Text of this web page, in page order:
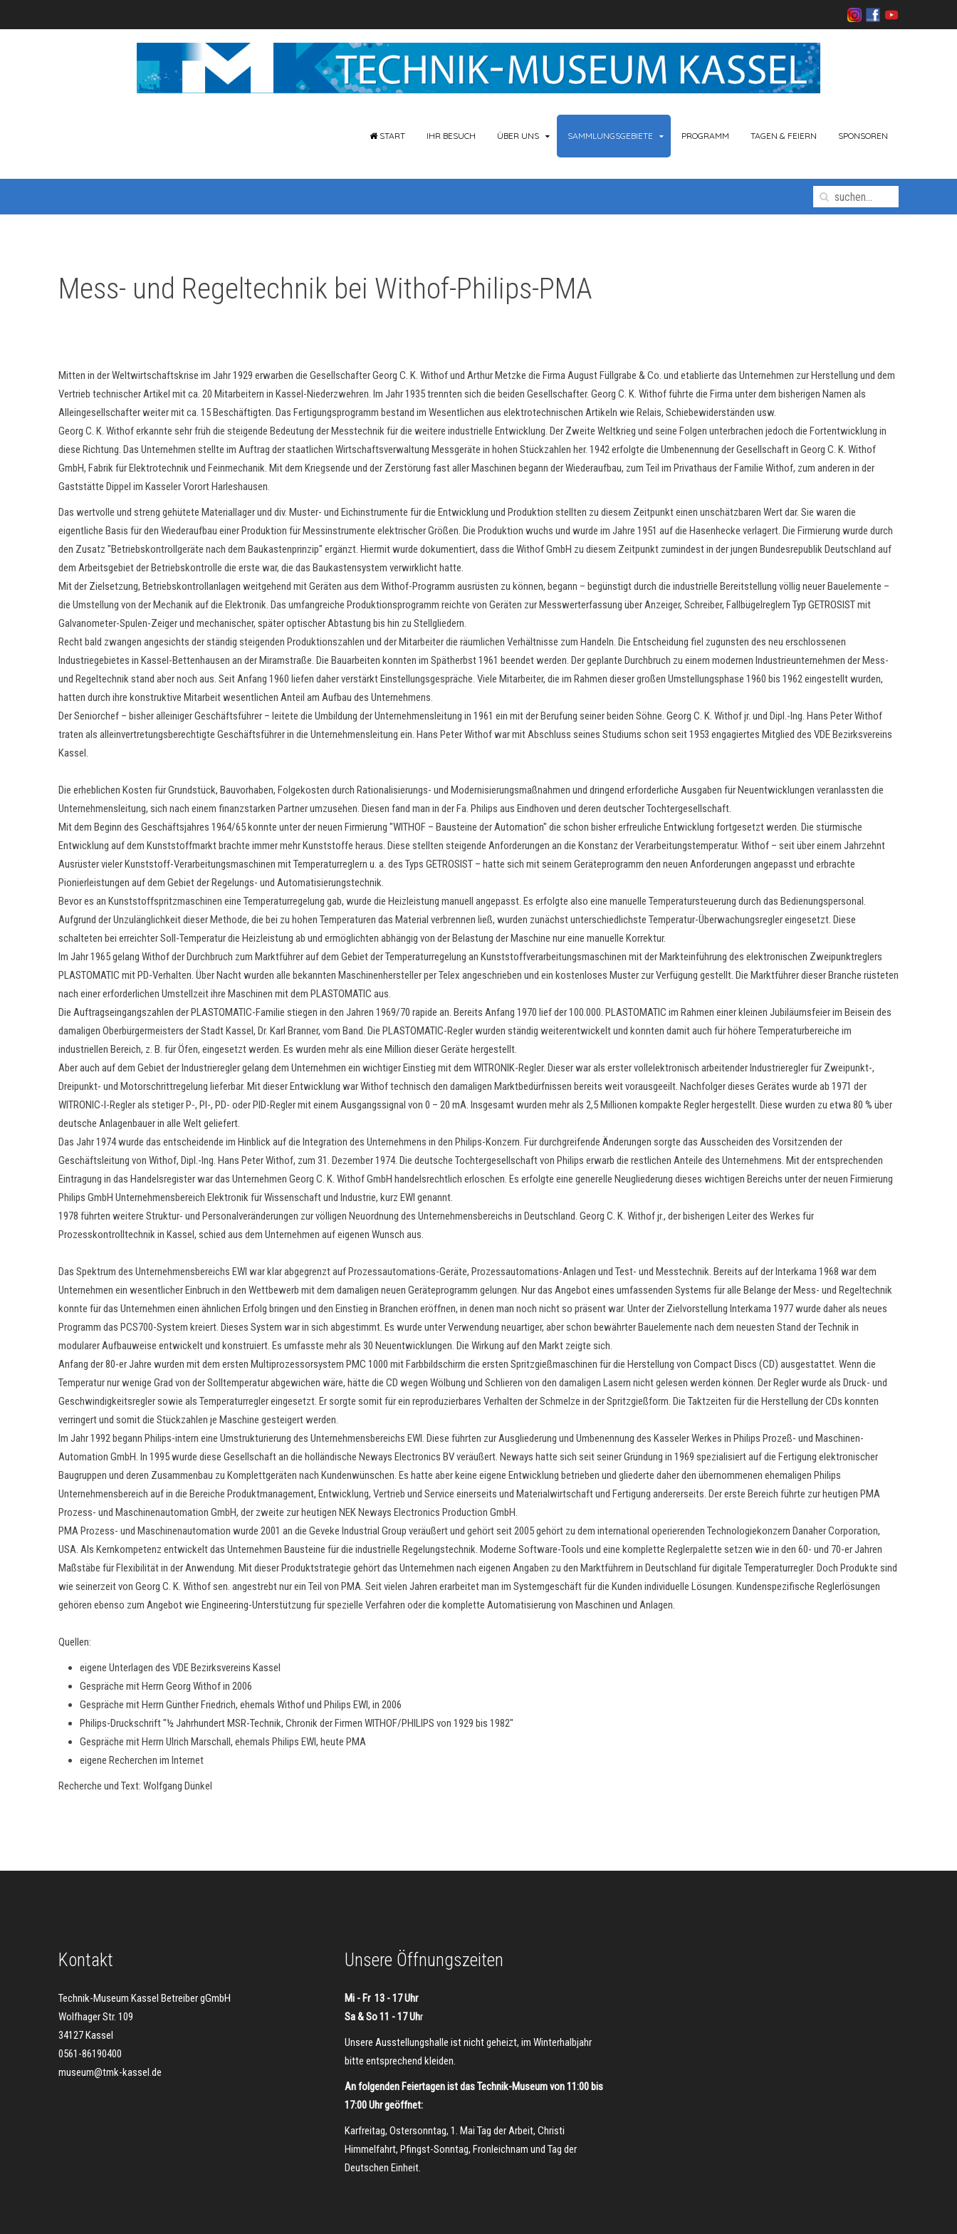
START IHR BESUCH ÜBER UNS SAMMLUNGSGEBIETE PROGRAMM TAGEN & FEIERN SPONSOREN
Mess- und Regeltechnik bei Withof-Philips-PMA
Mitten in der Weltwirtschaftskrise im Jahr 1929 erwarben die Gesellschafter Georg C. K. Withof und Arthur Metzke die Firma August Füllgrabe & Co. und etablierte das Unternehmen zur Herstellung und dem
Vertrieb technischer Artikel mit ca. 20 Mitarbeitern in Kassel-Niederzwehren. Im Jahr 1935 trennten sich die beiden Gesellschafter. Georg C. K. Withof führte die Firma unter dem bisherigen Namen als
Alleingesellschafter weiter mit ca. 15 Beschäftigten. Das Fertigungsprogramm bestand im Wesentlichen aus elektrotechnischen Artikeln wie Relais, Schiebewiderständen usw.
Georg C. K. Withof erkannte sehr früh die steigende Bedeutung der Messtechnik für die weitere industrielle Entwicklung. Der Zweite Weltkrieg und seine Folgen unterbrachen jedoch die Fortentwicklung in
diese Richtung. Das Unternehmen stellte im Auftrag der staatlichen Wirtschaftsverwaltung Messgeräte in hohen Stückzahlen her. 1942 erfolgte die Umbenennung der Gesellschaft in Georg C. K. Withof
GmbH, Fabrik für Elektrotechnik und Feinmechanik. Mit dem Kriegsende und der Zerstörung fast aller Maschinen begann der Wiederaufbau, zum Teil im Privathaus der Familie Withof, zum anderen in der
Gaststätte Dippel im Kasseler Vorort Harleshausen.
Das wertvolle und streng gehütete Materiallager und div. Muster- und Eichinstrumente für die Entwicklung und Produktion stellten zu diesem Zeitpunkt einen unschätzbaren Wert dar. Sie waren die
eigentliche Basis für den Wiederaufbau einer Produktion für Messinstrumente elektrischer Größen. Die Produktion wuchs und wurde im Jahre 1951 auf die Hasenhecke verlagert. Die Firmierung wurde durch
den Zusatz "Betriebskontrollgeräte nach dem Baukastenprinzip" ergänzt. Hiermit wurde dokumentiert, dass die Withof GmbH zu diesem Zeitpunkt zumindest in der jungen Bundesrepublik Deutschland auf
dem Arbeitsgebiet der Betriebskontrolle die erste war, die das Baukastensystem verwirklicht hatte.
Mit der Zielsetzung, Betriebskontrollanlagen weitgehend mit Geräten aus dem Withof-Programm ausrüsten zu können, begann – begünstigt durch die industrielle Bereitstellung völlig neuer Bauelemente –
die Umstellung von der Mechanik auf die Elektronik. Das umfangreiche Produktionsprogramm reichte von Geräten zur Messwerterfassung über Anzeiger, Schreiber, Fallbügelreglern Typ GETROSIST mit
Galvanometer-Spulen-Zeiger und mechanischer, später optischer Abtastung bis hin zu Stellgliedern.
Recht bald zwangen angesichts der ständig steigenden Produktionszahlen und der Mitarbeiter die räumlichen Verhältnisse zum Handeln. Die Entscheidung fiel zugunsten des neu erschlossenen
Industriegebietes in Kassel-Bettenhausen an der Miramstraße. Die Bauarbeiten konnten im Spätherbst 1961 beendet werden. Der geplante Durchbruch zu einem modernen Industrieunternehmen der Mess-
und Regeltechnik stand aber noch aus. Seit Anfang 1960 liefen daher verstärkt Einstellungsgespräche. Viele Mitarbeiter, die im Rahmen dieser großen Umstellungsphase 1960 bis 1962 eingestellt wurden,
hatten durch ihre konstruktive Mitarbeit wesentlichen Anteil am Aufbau des Unternehmens.
Der Seniorchef – bisher alleiniger Geschäftsführer – leitete die Umbildung der Unternehmensleitung in 1961 ein mit der Berufung seiner beiden Söhne. Georg C. K. Withof jr. und Dipl.-Ing. Hans Peter Withof
traten als alleinvertretungsberechtigte Geschäftsführer in die Unternehmensleitung ein. Hans Peter Withof war mit Abschluss seines Studiums schon seit 1953 engagiertes Mitglied des VDE Bezirksvereins
Kassel.
Die erheblichen Kosten für Grundstück, Bauvorhaben, Folgekosten durch Rationalisierungs- und Modernisierungsmaßnahmen und dringend erforderliche Ausgaben für Neuentwicklungen veranlassten die
Unternehmensleitung, sich nach einem finanzstarken Partner umzusehen. Diesen fand man in der Fa. Philips aus Eindhoven und deren deutscher Tochtergesellschaft.
Mit dem Beginn des Geschäftsjahres 1964/65 konnte unter der neuen Firmierung "WITHOF – Bausteine der Automation" die schon bisher erfreuliche Entwicklung fortgesetzt werden. Die stürmische
Entwicklung auf dem Kunststoffmarkt brachte immer mehr Kunststoffe heraus. Diese stellten steigende Anforderungen an die Konstanz der Verarbeitungstemperatur. Withof – seit über einem Jahrzehnt
Ausrüster vieler Kunststoff-Verarbeitungsmaschinen mit Temperaturreglern u. a. des Typs GETROSIST – hatte sich mit seinem Geräteprogramm den neuen Anforderungen angepasst und erbrachte
Pionierleistungen auf dem Gebiet der Regelungs- und Automatisierungstechnik.
Bevor es an Kunststoffspritzmaschinen eine Temperaturregelung gab, wurde die Heizleistung manuell angepasst. Es erfolgte also eine manuelle Temperatursteuerung durch das Bedienungspersonal.
Aufgrund der Unzulänglichkeit dieser Methode, die bei zu hohen Temperaturen das Material verbrennen ließ, wurden zunächst unterschiedlichste Temperatur-Überwachungsregler eingesetzt. Diese
schalteten bei erreichter Soll-Temperatur die Heizleistung ab und ermöglichten abhängig von der Belastung der Maschine nur eine manuelle Korrektur.
Im Jahr 1965 gelang Withof der Durchbruch zum Marktführer auf dem Gebiet der Temperaturregelung an Kunststoffverarbeitungsmaschinen mit der Markteinführung des elektronischen Zweipunktreglers
PLASTOMATIC mit PD-Verhalten. Über Nacht wurden alle bekannten Maschinenhersteller per Telex angeschrieben und ein kostenloses Muster zur Verfügung gestellt. Die Marktführer dieser Branche rüsteten
nach einer erforderlichen Umstellzeit ihre Maschinen mit dem PLASTOMATIC aus.
Die Auftragseingangszahlen der PLASTOMATIC-Familie stiegen in den Jahren 1969/70 rapide an. Bereits Anfang 1970 lief der 100.000. PLASTOMATIC im Rahmen einer kleinen Jubiläumsfeier im Beisein des
damaligen Oberbürgermeisters der Stadt Kassel, Dr. Karl Branner, vom Band. Die PLASTOMATIC-Regler wurden ständig weiterentwickelt und konnten damit auch für höhere Temperaturbereiche im
industriellen Bereich, z. B. für Öfen, eingesetzt werden. Es wurden mehr als eine Million dieser Geräte hergestellt.
Aber auch auf dem Gebiet der Industrieregler gelang dem Unternehmen ein wichtiger Einstieg mit dem WITRONIK-Regler. Dieser war als erster vollelektronisch arbeitender Industrieregler für Zweipunkt-,
Dreipunkt- und Motorschrittregelung lieferbar. Mit dieser Entwicklung war Withof technisch den damaligen Marktbedürfnissen bereits weit vorausgeeilt. Nachfolger dieses Gerätes wurde ab 1971 der
WITRONIC-I-Regler als stetiger P-, PI-, PD- oder PID-Regler mit einem Ausgangssignal von 0 – 20 mA. Insgesamt wurden mehr als 2,5 Millionen kompakte Regler hergestellt. Diese wurden zu etwa 80 % über
deutsche Anlagenbauer in alle Welt geliefert.
Das Jahr 1974 wurde das entscheidende im Hinblick auf die Integration des Unternehmens in den Philips-Konzern. Für durchgreifende Änderungen sorgte das Ausscheiden des Vorsitzenden der
Geschäftsleitung von Withof, Dipl.-Ing. Hans Peter Withof, zum 31. Dezember 1974. Die deutsche Tochtergesellschaft von Philips erwarb die restlichen Anteile des Unternehmens. Mit der entsprechenden
Eintragung in das HandeIsregister war das Unternehmen Georg C. K. Withof GmbH handelsrechtlich erloschen. Es erfolgte eine generelle Neugliederung dieses wichtigen Bereichs unter der neuen Firmierung
Philips GmbH Unternehmensbereich Elektronik für Wissenschaft und Industrie, kurz EWI genannt.
1978 führten weitere Struktur- und Personalveränderungen zur völligen Neuordnung des Unternehmensbereichs in Deutschland. Georg C. K. Withof jr., der bisherigen Leiter des Werkes für
Prozesskontrolltechnik in Kassel, schied aus dem Unternehmen auf eigenen Wunsch aus.
Das Spektrum des Unternehmensbereichs EWI war klar abgegrenzt auf Prozessautomations-Geräte, Prozessautomations-Anlagen und Test- und Messtechnik. Bereits auf der Interkama 1968 war dem
Unternehmen ein wesentlicher Einbruch in den Wettbewerb mit dem damaligen neuen Geräteprogramm gelungen. Nur das Angebot eines umfassenden Systems für alle Belange der Mess- und Regeltechnik
konnte für das Unternehmen einen ähnlichen Erfolg bringen und den Einstieg in Branchen eröffnen, in denen man noch nicht so präsent war. Unter der Zielvorstellung Interkama 1977 wurde daher als neues
Programm das PCS700-System kreiert. Dieses System war in sich abgestimmt. Es wurde unter Verwendung neuartiger, aber schon bewährter Bauelemente nach dem neuesten Stand der Technik in
modularer Aufbauweise entwickelt und konstruiert. Es umfasste mehr als 30 Neuentwicklungen. Die Wirkung auf den Markt zeigte sich.
Anfang der 80-er Jahre wurden mit dem ersten Multiprozessorsystem PMC 1000 mit Farbbildschirm die ersten Spritzgießmaschinen für die Herstellung von Compact Discs (CD) ausgestattet. Wenn die
Temperatur nur wenige Grad von der Solltemperatur abgewichen wäre, hätte die CD wegen Wölbung und Schlieren von den damaligen Lasern nicht gelesen werden können. Der Regler wurde als Druck- und
Geschwindigkeitsregler sowie als Temperaturregler eingesetzt. Er sorgte somit für ein reproduzierbares Verhalten der Schmelze in der Spritzgießform. Die Taktzeiten für die Herstellung der CDs konnten
verringert und somit die Stückzahlen je Maschine gesteigert werden.
Im Jahr 1992 begann Philips-intern eine Umstrukturierung des Unternehmensbereichs EWI. Diese führten zur Ausgliederung und Umbenennung des Kasseler Werkes in Philips Prozeß- und Maschinen-
Automation GmbH. In 1995 wurde diese Gesellschaft an die holländische Neways Electronics BV veräußert. Neways hatte sich seit seiner Gründung in 1969 spezialisiert auf die Fertigung elektronischer
Baugruppen und deren Zusammenbau zu Komplettgeräten nach Kundenwünschen. Es hatte aber keine eigene Entwicklung betrieben und gliederte daher den übernommenen ehemaligen Philips
Unternehmensbereich auf in die Bereiche Produktmanagement, Entwicklung, Vertrieb und Service einerseits und Materialwirtschaft und Fertigung andererseits. Der erste Bereich führte zur heutigen PMA
Prozess- und Maschinenautomation GmbH, der zweite zur heutigen NEK Neways Electronics Production GmbH.
PMA Prozess- und Maschinenautomation wurde 2001 an die Geveke Industrial Group veräußert und gehört seit 2005 gehört zu dem international operierenden Technologiekonzern Danaher Corporation,
USA. Als Kernkompetenz entwickelt das Unternehmen Bausteine für die industrielle Regelungstechnik. Moderne Software-Tools und eine komplette Reglerpalette setzen wie in den 60- und 70-er Jahren
Maßstäbe für Flexibilität in der Anwendung. Mit dieser Produktstrategie gehört das Unternehmen nach eigenen Angaben zu den Marktführern in Deutschland für digitale Temperaturregler. Doch Produkte sind
wie seinerzeit von Georg C. K. Withof sen. angestrebt nur ein Teil von PMA. Seit vielen Jahren erarbeitet man im Systemgeschäft für die Kunden individuelle Lösungen. Kundenspezifische Reglerlösungen
gehören ebenso zum Angebot wie Engineering-Unterstützung für spezielle Verfahren oder die komplette Automatisierung von Maschinen und Anlagen.
Quellen:
eigene Unterlagen des VDE Bezirksvereins Kassel
Gespräche mit Herrn Georg Withof in 2006
Gespräche mit Herrn Günther Friedrich, ehemals Withof und Philips EWI, in 2006
Philips-Druckschrift "½ Jahrhundert MSR-Technik, Chronik der Firmen WITHOF/PHILIPS von 1929 bis 1982"
Gespräche mit Herrn Ulrich Marschall, ehemals Philips EWI, heute PMA
eigene Recherchen im Internet
Recherche und Text: Wolfgang Dünkel
Kontakt
Technik-Museum Kassel Betreiber gGmbH
Wolfhager Str. 109
34127 Kassel
0561-86190400
museum@tmk-kassel.de
Unsere Öffnungszeiten
Mi - Fr 13 - 17 Uhr
Sa & So 11 - 17 Uhr
Unsere Ausstellungshalle ist nicht geheizt, im Winterhalbjahr
bitte entsprechend kleiden.
An folgenden Feiertagen ist das Technik-Museum von 11:00 bis
17:00 Uhr geöffnet:
Karfreitag, Ostersonntag, 1. Mai Tag der Arbeit, Christi
Himmelfahrt, Pfingst-Sonntag, Fronleichnam und Tag der
Deutschen Einheit.